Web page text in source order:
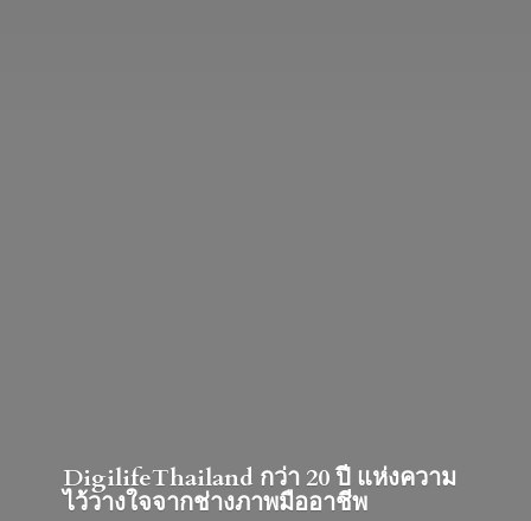
DigilifeThailand กว่า 20 ปี แห่งความ
ไว้วางใจจากช่างภาพมืออาชีพ